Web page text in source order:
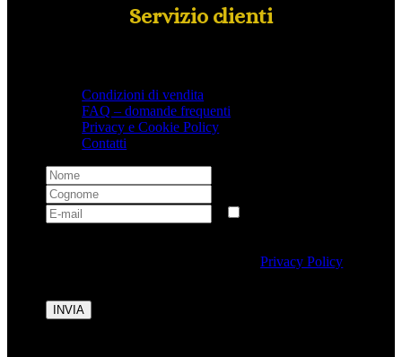
Servizio clienti
Condizioni di vendita
FAQ – domande frequenti
Privacy e Cookie Policy
Contatti
dei dati personali conformemente allaPrivacy Policy
INVIA